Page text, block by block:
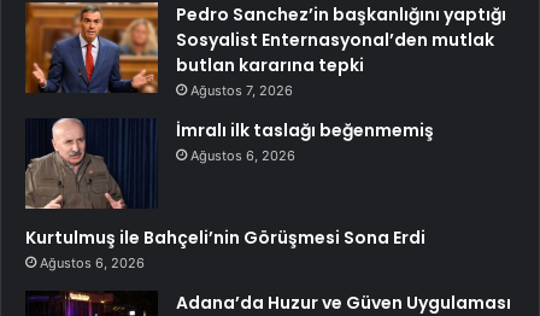
Pedro Sanchez’in başkanlığını yaptığı
Sosyalist Enternasyonal’den mutlak
butlan kararına tepki
Ağustos 7, 2026
İmralı ilk taslağı beğenmemiş
Ağustos 6, 2026
Kurtulmuş ile Bahçeli’nin Görüşmesi Sona Erdi
Ağustos 6, 2026
Adana’da Huzur ve Güven Uygulaması